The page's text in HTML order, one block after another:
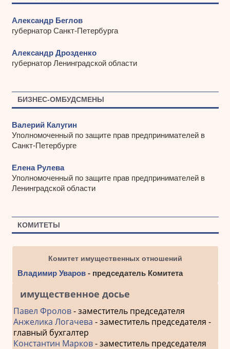
Александр Беглов
губернатор Санкт-Петербурга
Александр Дрозденко
губернатор Ленинградской области
БИЗНЕС-ОМБУДСМЕНЫ
Валерий Калугин
Уполномоченный по защите прав предпринимателей в
Санкт-Петербурге
Елена Рулева
Уполномоченный по защите прав предпринимателей в
Ленинградской области
КОМИТЕТЫ
Комитет имущественных отношений
Владимир Уваров- председатель Комитета
имущественное досье
Павел Фролов- заместитель председателя
Анжелика Логачева - заместитель председателя -
главный бухгалтер
Константин Марков- заместитель председателя